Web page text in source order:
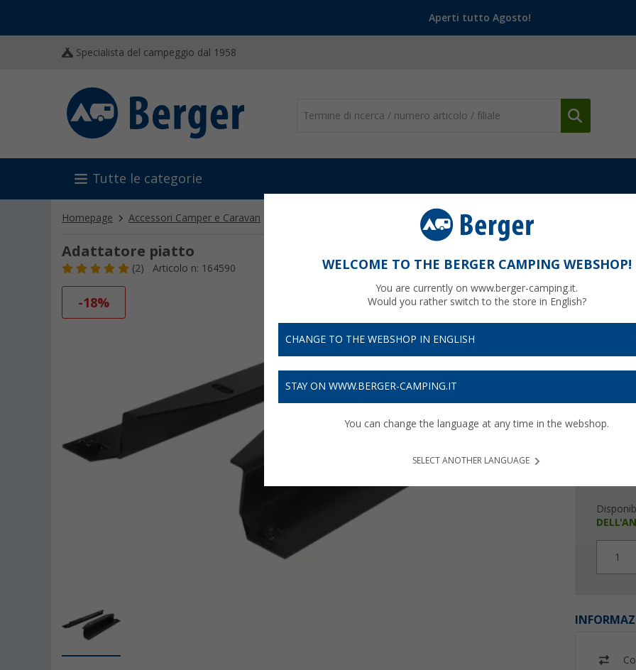
Aperti tutto Agosto!
Specialista del campeggio dal 1958
Tutte le categorie
Homepage Accessori Camper e Caravan Console girevoli Adattatore piatto per originale Fiat
Adattatore piatto
(2) Articolo n: 164590
-18%
64,
Prezzi IVA
1
WELCOME TO THE BERGER CAMPING WEBSHOP!
You are currently on www.berger-camping.it.
Would you rather switch to the store in English?
CHANGE TO THE WEBSHOP IN ENGLISH
STAY ON WWW.BERGER-CAMPING.IT
You can change the language at any time in the webshop.
SELECT ANOTHER LANGUAGE